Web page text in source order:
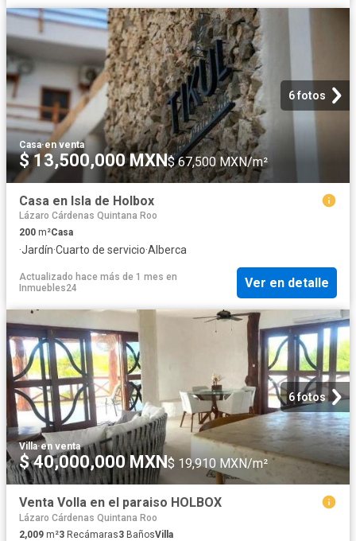
6 fotos
Casa·en venta
$ 13,500,000 MXN$ 67,500 MXN/m²
Casa en Isla de Holbox
Lázaro Cárdenas Quintana Roo
200 m²Casa
·Jardín·Cuarto de servicio·Alberca
Actualizado hace más de 1 mes en
Inmuebles24
Ver en detalle
6 fotos
Villa·en venta
$ 40,000,000 MXN$ 19,910 MXN/m²
Venta Volla en el paraiso HOLBOX
Lázaro Cárdenas Quintana Roo
2,009 m²3 Recámaras3 BañosVilla